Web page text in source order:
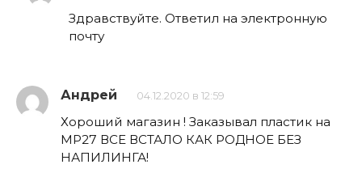
Здравствуйте. Ответил на электронную
почту
Андрей 04.12.2020 в 12:59
Хороший магазин ! Заказывал пластик на
МР27 ВСЕ ВСТАЛО КАК РОДНОЕ БЕЗ
НАПИЛИНГА!